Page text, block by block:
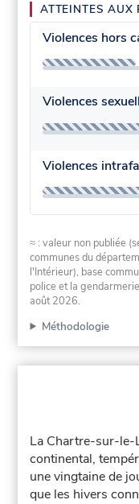
ATTEINTES AUX
Violences hors
Violences
Violences
≈ : valeur non publiée
communes du
l'Intérieur), base
police et la
août 2026.
Méthodologie
La Chartre-sur-
continental,
une vingtaine de
que les hivers